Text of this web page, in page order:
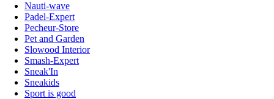
Nauti-wave
Padel-Expert
Pecheur-Store
Pet and Garden
Slowood Interior
Smash-Expert
Sneak'In
Sneakids
Sport is good